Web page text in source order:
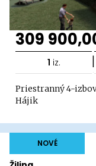
309
1 iz. |
Priestranný 4-
Hájik
NOVÉ